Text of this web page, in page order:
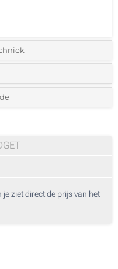
het logo:
aantal in
ziet direct de prijs van het